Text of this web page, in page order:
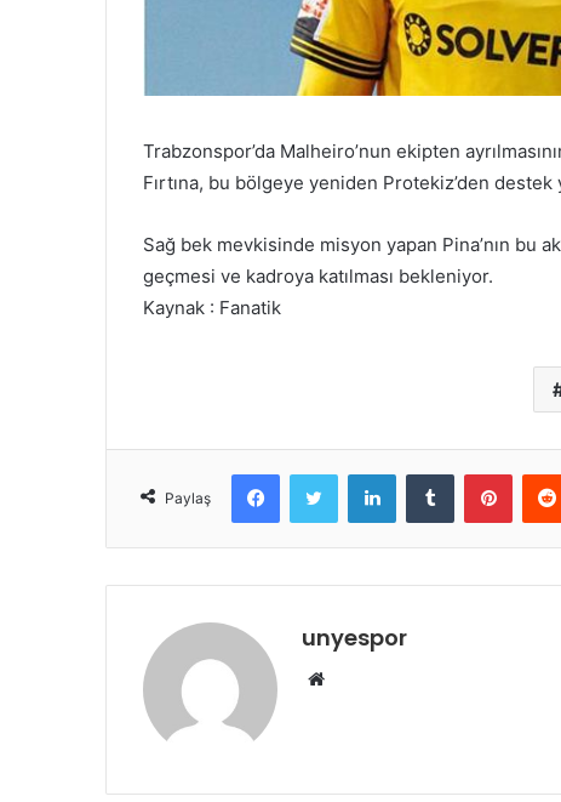
Trabzonspor’da Malheiro’nun ekipten
Fırtına, bu bölgeye yeniden Protekiz’den destek
Sağ bek mevkisinde misyon yapan Pina’nın bu
geçmesi ve kadroya katılması bekleniyor.
Kaynak : Fanatik
Paylaş
FacebookTwitter LinkedInTumblr
unyespor
Web